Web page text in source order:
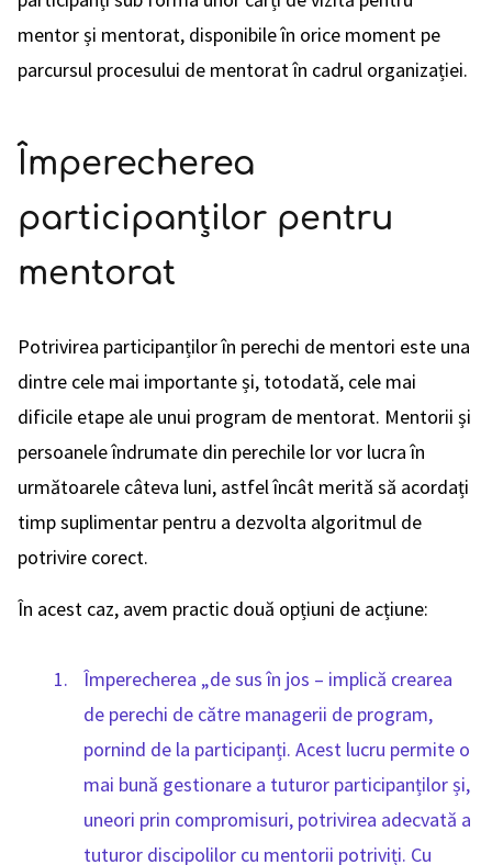
mentor și mentorat, disponibile în orice moment pe
parcursul procesului de mentorat în cadrul organizației.
Împerecherea
participanților pentru
mentorat
Potrivirea participanților în perechi de mentori este una
dintre cele mai importante și, totodată, cele mai
dificile etape ale unui program de mentorat. Mentorii și
persoanele îndrumate din perechile lor vor lucra în
următoarele câteva luni, astfel încât merită să acordați
timp suplimentar pentru a dezvolta algoritmul de
potrivire corect.
În acest caz, avem practic două opțiuni de acțiune:
Împerecherea „de sus în jos – implică crearea
de perechi de către managerii de program,
pornind de la participanți. Acest lucru permite o
mai bună gestionare a tuturor participanților și,
uneori prin compromisuri, potrivirea adecvată a
tuturor discipolilor cu mentorii potriviți. Cu